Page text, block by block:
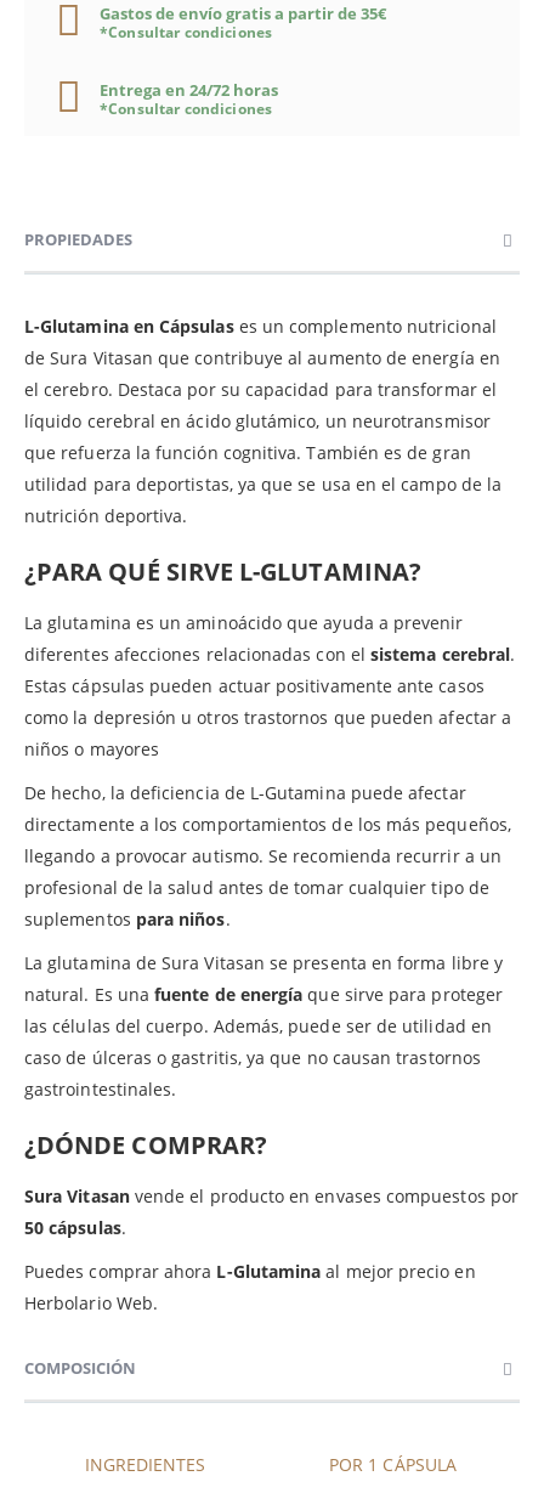
Gastos de envío gratis a partir de 35€
*Consultar condiciones
Entrega en 24/72 horas
*Consultar condiciones
PROPIEDADES
L-Glutamina en Cápsulases un complemento nutricional
de Sura Vitasan que contribuye al aumento de energía en
el cerebro. Destaca por su capacidad para transformar el
líquido cerebral en ácido glutámico, un neurotransmisor
que refuerza la función cognitiva. También es de gran
utilidad para deportistas, ya que se usa en el campo de la
nutrición deportiva.
¿PARA QUÉ SIRVE L-GLUTAMINA?
La glutamina es un aminoácido que ayuda a prevenir
diferentes afecciones relacionadas con el sistema cerebral.
Estas cápsulas pueden actuar positivamente ante casos
como la depresión u otros trastornos que pueden afectar a
niños o mayores
De hecho, la deficiencia de L-Gutamina puede afectar
directamente a los comportamientos de los más pequeños,
llegando a provocar autismo. Se recomienda recurrir a un
profesional de la salud antes de tomar cualquier tipo de
suplementos para niños.
La glutamina de Sura Vitasan se presenta en forma libre y
natural. Es unafuente de energía que sirve para proteger
las células del cuerpo. Además, puede ser de utilidad en
caso de úlceras o gastritis, ya que no causan trastornos
gastrointestinales.
¿DÓNDE COMPRAR?
Sura Vitasanvende el producto en envases compuestos por
50 cápsulas.
Puedes comprar ahora L-Glutamina al mejor precio en
Herbolario Web.
COMPOSICIÓN
INGREDIENTES POR 1 CÁPSULA